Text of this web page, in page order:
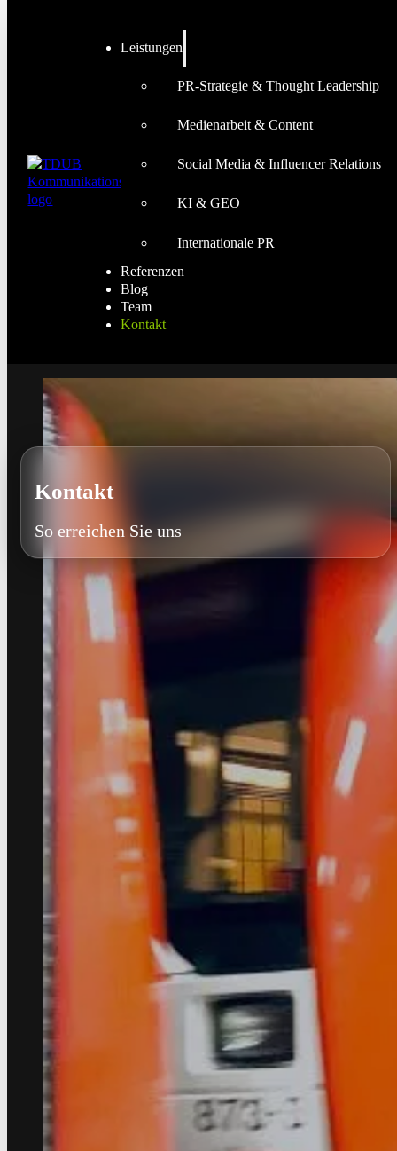
Leistungen
PR-Strategie & Thought Leadership
Medienarbeit & Content
Social Media & Influencer Relations
KI & GEO
Internationale PR
Referenzen
Blog
Team
Kontakt
Kontakt
So erreichen Sie uns